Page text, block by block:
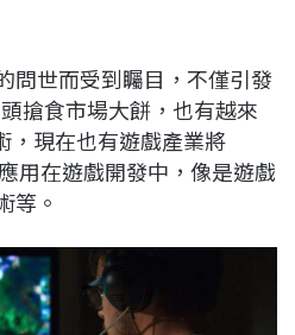
L
i
n
k
問世而受到矚目，不僅引發
搶食市場大餅，也有越來
，現在也有遊戲產業將
用在遊戲開發中，像是遊戲
等。